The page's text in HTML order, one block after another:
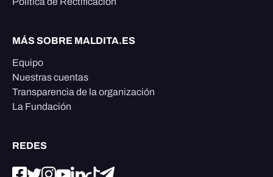
MÁS SOBRE MALDITA.ES
Equipo
Nuestras cuentas
Transparencia de la organización
La Fundación
REDES